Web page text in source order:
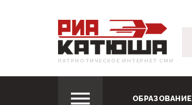
ПАТРИОТИЧЕСКОЕ ИНТЕРНЕТ СМИ
ОБРАЗОВАНИЕ